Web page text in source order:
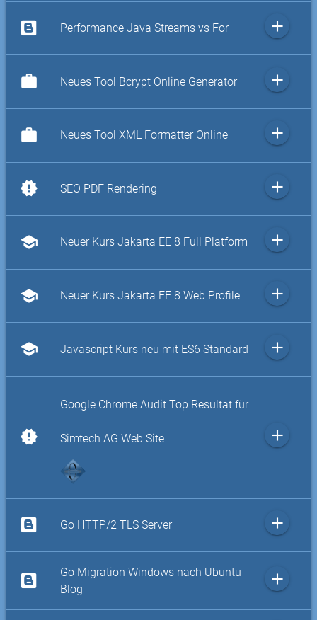
Performance Java Streams vs For add
work Neues Tool Bcrypt Online Generator add
work Neues Tool XML Formatter Online add
new_releases SEO PDF Rendering add
school Neuer Kurs Jakarta EE 8 Full Platform add
school Neuer Kurs Jakarta EE 8 Web Profile add
school Javascript Kurs neu mit ES6 Standard add
new_releases
Google Chrome Audit Top Resultat für
Simtech AG Web Site add
Go HTTP/2 TLS Server add
Go Migration Windows nach Ubuntu
Blog
add